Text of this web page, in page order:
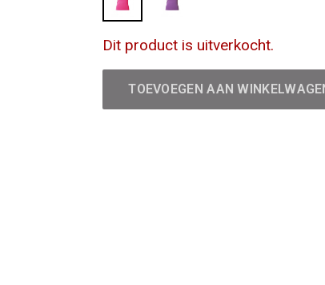
Dit product is uitverkocht.
TOEVOEGEN AAN